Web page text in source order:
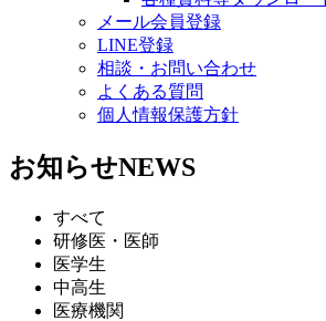
メール会員登録
LINE登録
相談・お問い合わせ
よくある質問
個人情報保護方針
お知らせNEWS
すべて
研修医・医師
医学生
中高生
医療機関